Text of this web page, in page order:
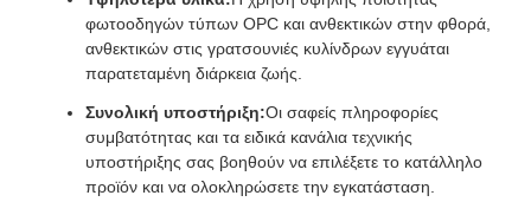
φωτοοδηγών τύπων OPC και ανθεκτικών στην φθορά,
ανθεκτικών στις γρατσουνιές κυλίνδρων εγγυάται
παρατεταμένη διάρκεια ζωής.
Συνολική υποστήριξη:Οι σαφείς πληροφορίες
συμβατότητας και τα ειδικά κανάλια τεχνικής
υποστήριξης σας βοηθούν να επιλέξετε το κατάλληλο
προϊόν και να ολοκληρώσετε την εγκατάσταση.